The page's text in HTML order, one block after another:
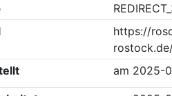
https://
am 2025-